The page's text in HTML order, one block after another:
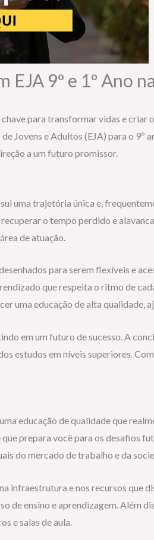
9º e 1º Ano
para transformar vidas e
Jovens e Adultos (EJA) para o
a um futuro promissor.
uma trajetória única e,
o tempo perdido e
de atuação.
para serem flexíveis e
que respeita o ritmo de
uma educação de alta qualidade,
em um futuro de sucesso. A
estudos em níveis superiores.
educação de qualidade que
prepara você para os desafios
do mercado de trabalho e da
infraestrutura e nos recursos que
ensino e aprendizagem. Além
e salas de aula.